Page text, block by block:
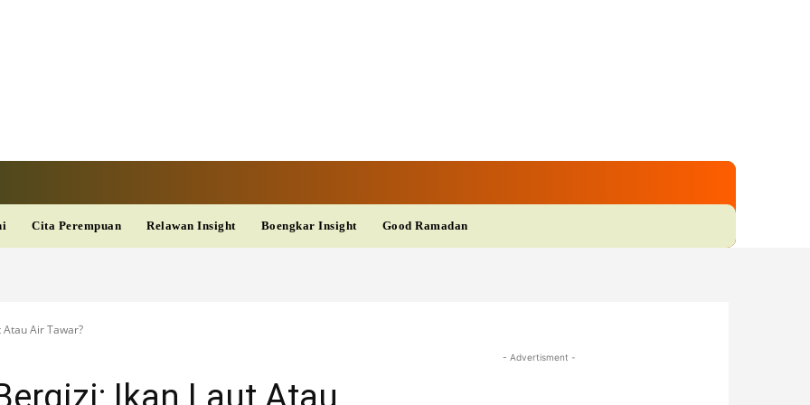
Cita Perempuan Relawan Insight Boengkar Insight Good Ramadan
Air Tawar?
Ikan Laut Atau
- Advertisment -